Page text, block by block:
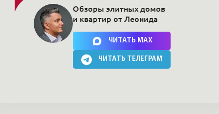
Нажимая на кнопку, Вы соглашаетесь c политикой сайта
Обзоры элитных домов
и квартир от Леонида
ЧИТАТЬ MAX
ЧИТАТЬ ТЕЛЕГРАМ